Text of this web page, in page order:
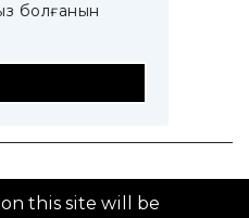
болғанын
ZTB.KZ
this site will be